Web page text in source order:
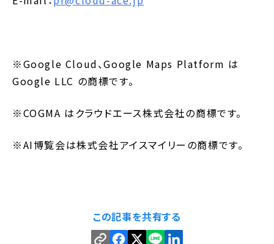
※Google Cloud、Google Maps Platform は
Google LLC の商標です。
※COGMA はクラウドエース株式会社の商標です。
※AI博覧会は株式会社アイスマイリーの商標です。
この記事を共有する